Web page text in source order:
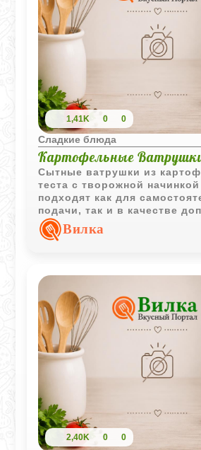
1,41K 0 0
Сладкие блюда
Картофельные
Сытные ватрушки из
теста с творожной
подходят как для
подачи, так и в качестве
первым блюдам. Простые
создают знакомый
Вилка
2,40K 0 0